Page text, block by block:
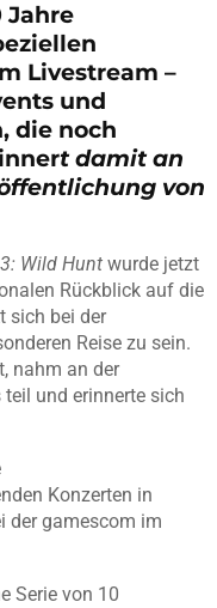
Jahre
Livestream –
und
die noch
t damit an
von
Wild Hunt wurde jetzt
Rückblick auf die
sich bei der
Reise zu sein.
nahm an der
und erinnerte sich
Konzerten in
der gamescom im
Serie von 10